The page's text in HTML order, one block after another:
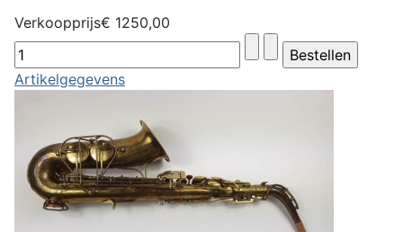
Verkoopprijs€ 1250,00
Artikelgegevens